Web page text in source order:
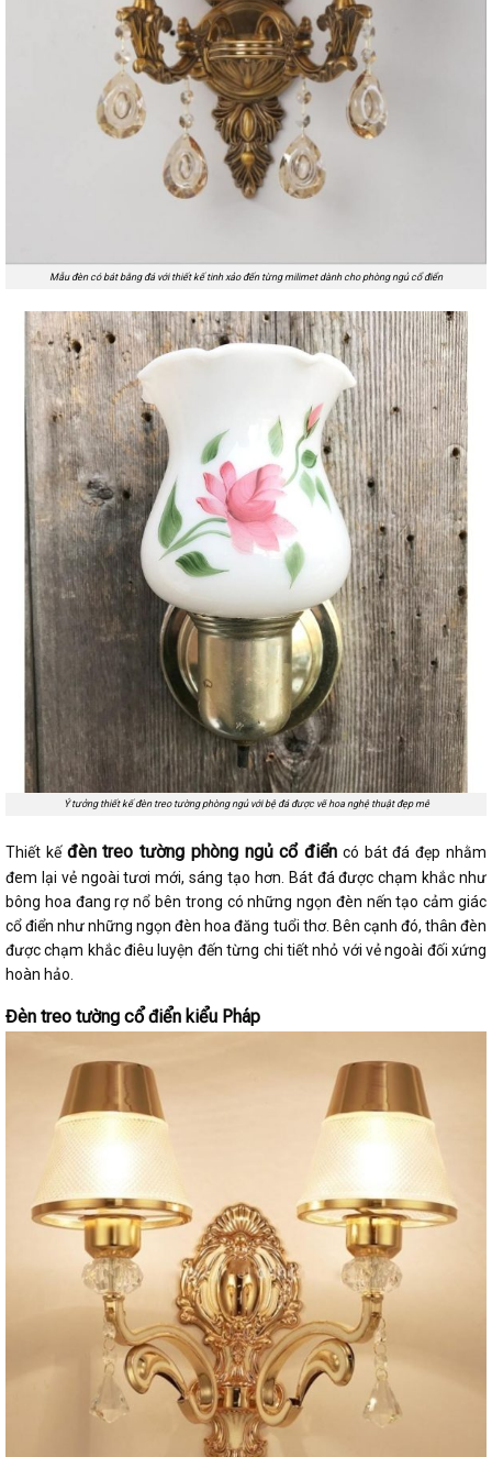
Mẫu đèn có bát bằng đá với thiết kế tinh xảo đến từng milimet dành cho phòng ngủ cổ điển
Ý tưởng thiết kế đèn treo tường phòng ngủ với bệ đá được vẽ hoa nghệ thuật đẹp mê
Thiết kế đèn treo tường phòng ngủ cổ điển có bát đá đẹp nhằm
đem lại vẻ ngoài tươi mới, sáng tạo hơn. Bát đá được chạm khắc như
bông hoa đang rợ nổ bên trong có những ngọn đèn nến tạo cảm giác
cổ điển như những ngọn đèn hoa đăng tuổi thơ. Bên cạnh đó, thân đèn
được chạm khắc điêu luyện đến từng chi tiết nhỏ với vẻ ngoài đối xứng
hoàn hảo.
Đèn treo tường cổ điển kiểu Pháp